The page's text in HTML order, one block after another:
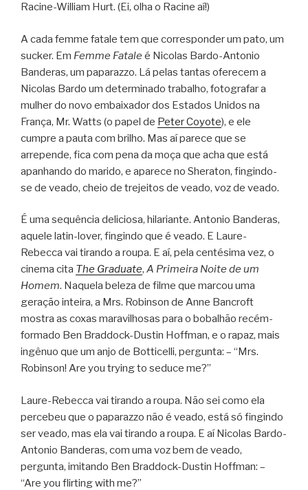
Racine-William Hurt. (Ei, olha o Racine aí!)
A cada femme fatale tem que corresponder um pato, um
sucker. Em Femme Fatale é Nicolas Bardo-Antonio
Banderas, um paparazzo. Lá pelas tantas oferecem a
Nicolas Bardo um determinado trabalho, fotografar a
mulher do novo embaixador dos Estados Unidos na
França, Mr. Watts (o papel de Peter Coyote), e ele
cumpre a pauta com brilho. Mas aí parece que se
arrepende, fica com pena da moça que acha que está
apanhando do marido, e aparece no Sheraton, fingindo-
se de veado, cheio de trejeitos de veado, voz de veado.
É uma sequência deliciosa, hilariante. Antonio Banderas,
aquele latin-lover, fingindo que é veado. E Laure-
Rebecca vai tirando a roupa. E aí, pela centésima vez, o
cinema cita The Graduate, A Primeira Noite de um
Homem. Naquela beleza de filme que marcou uma
geração inteira, a Mrs. Robinson de Anne Bancroft
mostra as coxas maravilhosas para o bobalhão recém-
formado Ben Braddock-Dustin Hoffman, e o rapaz, mais
ingênuo que um anjo de Botticelli, pergunta: – “Mrs.
Robinson! Are you trying to seduce me?”
Laure-Rebecca vai tirando a roupa. Não sei como ela
percebeu que o paparazzo não é veado, está só fingindo
ser veado, mas ela vai tirando a roupa. E aí Nicolas Bardo-
Antonio Banderas, com uma voz bem de veado,
pergunta, imitando Ben Braddock-Dustin Hoffman: –
“Are you flirting with me?”